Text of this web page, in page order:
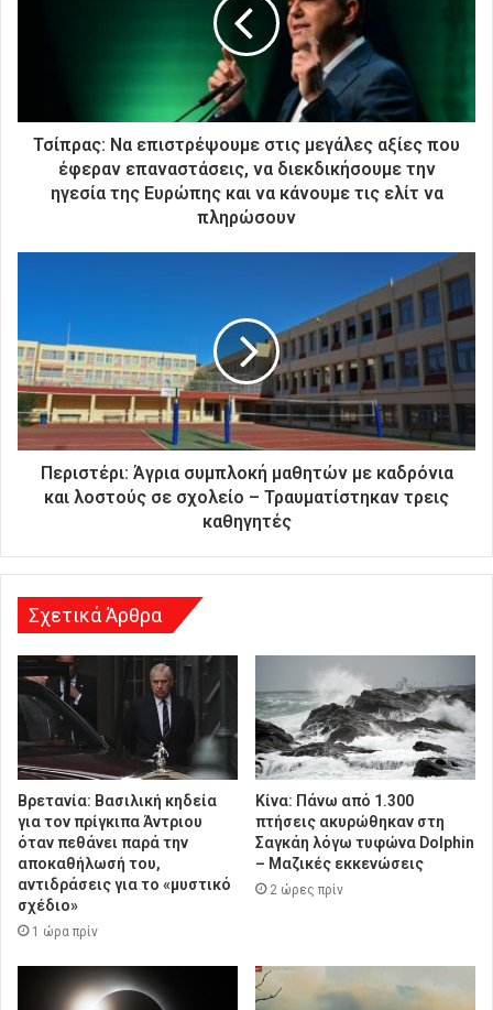
τ
ή
δ
ι
ε
ύ
θ
Τσίπρας: Να επιστρέψουμε στις μεγάλες αξίες που
έφεραν επαναστάσεις, να διεκδικήσουμε την
ηγεσία της Ευρώπης και να κάνουμε τις ελίτ να
πληρώσουν
Περιστέρι: Άγρια συμπλοκή μαθητών με καδρόνια
και λοστούς σε σχολείο – Τραυματίστηκαν τρεις
καθηγητές
Σχετικά Άρθρα
Βρετανία: Βασιλική κηδεία
για τον πρίγκιπα Άντριου
όταν πεθάνει παρά την
αποκαθήλωσή του,
αντιδράσεις για το «μυστικό
σχέδιο»
1 ώρα πρίν
Κίνα: Πάνω από 1.300
πτήσεις ακυρώθηκαν στη
Σαγκάη λόγω τυφώνα Dolphin
– Μαζικές εκκενώσεις
2 ώρες πρίν